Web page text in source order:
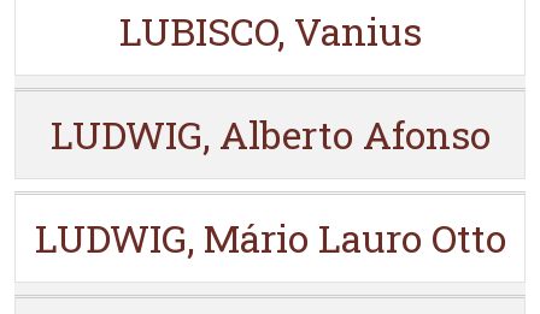
LUBISCO, Vanius
LUDWIG, Alberto Afonso
LUDWIG, Mário Lauro Otto